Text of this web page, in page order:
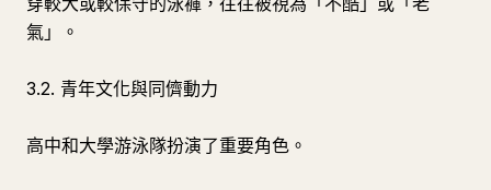
氣」。
3.2. 青年文化與同儕動力
高中和大學游泳隊扮演了重要角色。